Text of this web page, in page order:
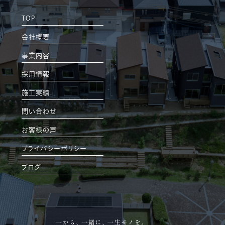
TOP
会社概要
事業内容
採用情報
施工実績
問い合わせ
お客様の声
プライバシーポリシー
ブログ